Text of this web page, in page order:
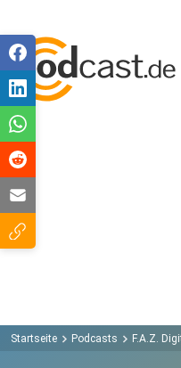
Startseite Podcasts F.A.Z.